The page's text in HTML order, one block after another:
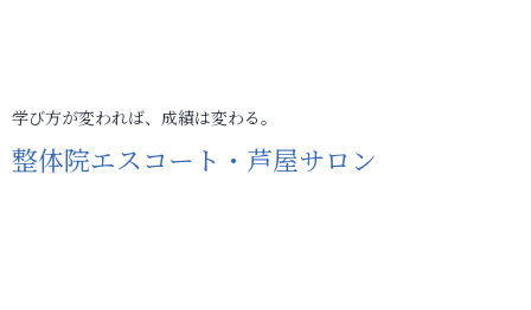
学び方が変われば、成績は変わる。
整体院エスコート・芦屋サロン